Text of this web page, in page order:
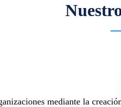
mediante la